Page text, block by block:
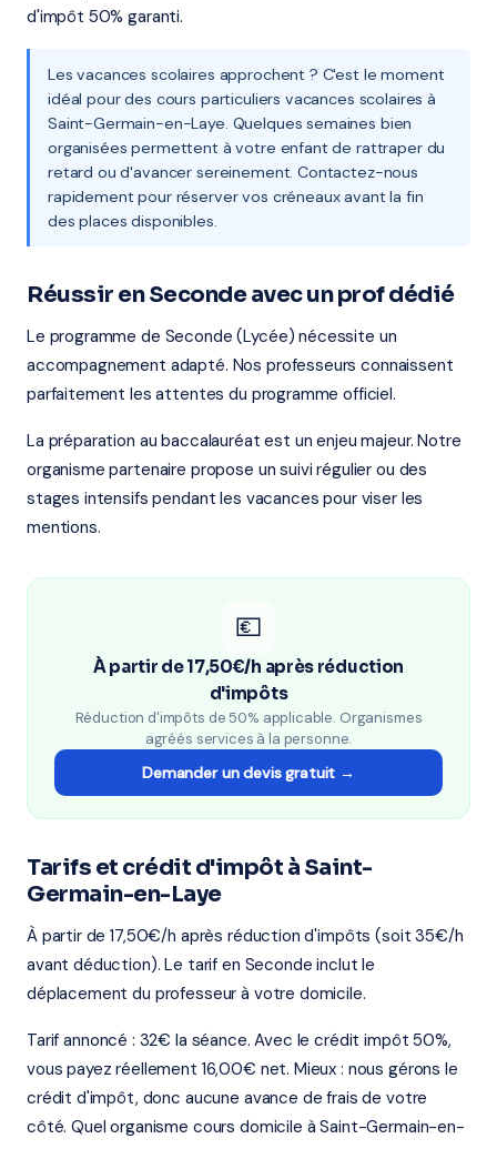
d'impôt 50% garanti.
Les vacances scolaires approchent ? C'est le moment
idéal pour des cours particuliers vacances scolaires à
Saint-Germain-en-Laye. Quelques semaines bien
organisées permettent à votre enfant de rattraper du
retard ou d'avancer sereinement. Contactez-nous
rapidement pour réserver vos créneaux avant la fin
des places disponibles.
Réussir en Seconde avec un prof dédié
Le programme de Seconde (Lycée) nécessite un
accompagnement adapté. Nos professeurs connaissent
parfaitement les attentes du programme officiel.
La préparation au baccalauréat est un enjeu majeur. Notre
organisme partenaire propose un suivi régulier ou des
stages intensifs pendant les vacances pour viser les
mentions.
💶
À partir de 17,50€/h après réduction
d'impôts
Réduction d'impôts de 50% applicable. Organismes
agréés services à la personne.
Demander un devis gratuit →
Tarifs et crédit d'impôt à Saint-
Germain-en-Laye
À partir de 17,50€/h après réduction d'impôts (soit 35€/h
avant déduction). Le tarif en Seconde inclut le
déplacement du professeur à votre domicile.
Tarif annoncé : 32€ la séance. Avec le crédit impôt 50%,
vous payez réellement 16,00€ net. Mieux : nous gérons le
crédit d'impôt, donc aucune avance de frais de votre
côté. Quel organisme cours domicile à Saint-Germain-en-